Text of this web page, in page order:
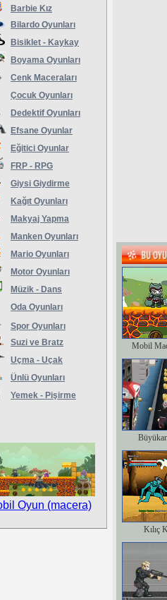
Barbie Kız
Bilardo Oyunları
Bisiklet - Kaykay
Boyama Oyunları
Cenk Maceraları
Çocuk Oyunları
Dedektif Oyunları
Efsane Oyunlar
Eğitici Oyunlar
FRP - RPG
Giysi Giydirme
Kağıt Oyunları
Makyaj Yapma
Manken Oyunları
Mario Oyunları
Motor Oyunları
Müzik - Dans
Oda Oyunları
Spor Oyunları
Suzi ve Bratz
Uçma - Uçak
Ünlü Oyunları
Yemek - Pişirme
Oyun (macera)
Mobil
Kılıç